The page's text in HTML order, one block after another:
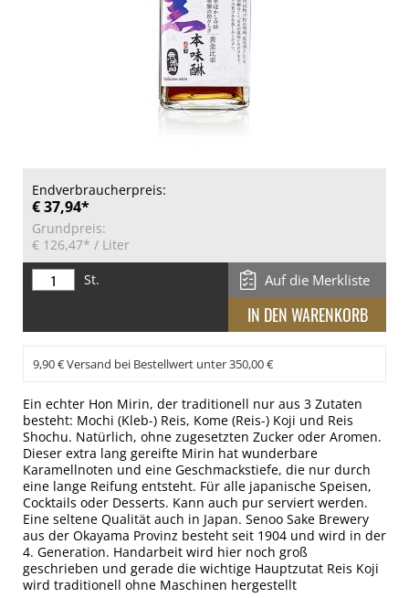
Endverbraucherpreis:
€ 37,94*
Grundpreis:
€ 126,47* / Liter
St.
Auf die Merkliste
9,90 € Versand bei Bestellwert unter 350,00 €
Ein echter Hon Mirin, der traditionell nur aus 3 Zutaten
besteht: Mochi (Kleb-) Reis, Kome (Reis-) Koji und Reis
Shochu. Natürlich, ohne zugesetzten Zucker oder Aromen.
Dieser extra lang gereifte Mirin hat wunderbare
Karamellnoten und eine Geschmackstiefe, die nur durch
eine lange Reifung entsteht. Für alle japanische Speisen,
Cocktails oder Desserts. Kann auch pur serviert werden.
Eine seltene Qualität auch in Japan. Senoo Sake Brewery
aus der Okayama Provinz besteht seit 1904 und wird in der
4. Generation. Handarbeit wird hier noch groß
geschrieben und gerade die wichtige Hauptzutat Reis Koji
wird traditionell ohne Maschinen hergestellt